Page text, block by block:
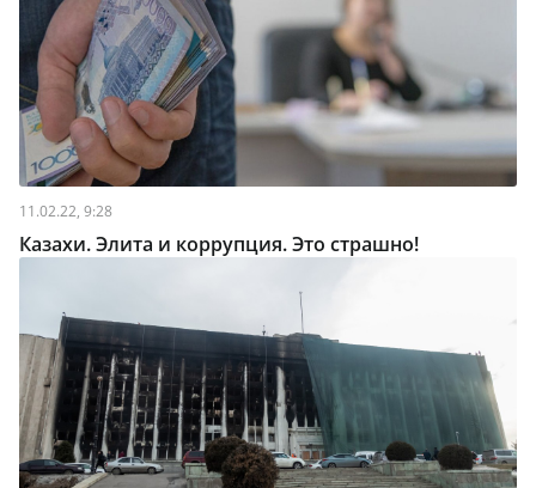
11.02.22, 9:28
Казахи. Элита и коррупция. Это страшно!